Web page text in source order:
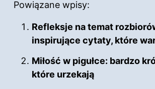
Powiązane wpisy:
Refleksje na temat
inspirujące cytaty, które
Miłość w pigułce: bardzo
które urzekają